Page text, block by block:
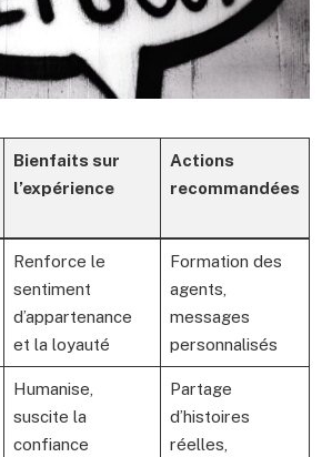
Bienfaits sur
l’expérience
Actions
recommandées
Renforce le
sentiment
d’appartenance
et la loyauté
Formation des
agents,
messages
personnalisés
Humanise,
suscite la
confiance
Partage
d’histoires
réelles,